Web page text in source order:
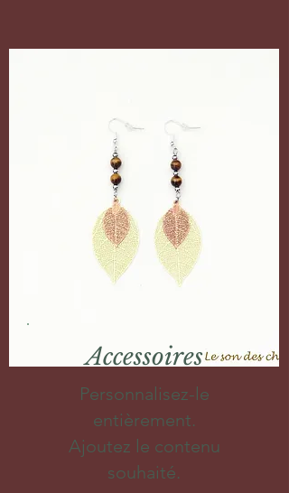
Accessoires
Personnalisez-le
entièrement.
Ajoutez le contenu
souhaité.